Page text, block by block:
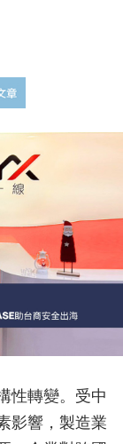
性轉變。受中
影響，製造業